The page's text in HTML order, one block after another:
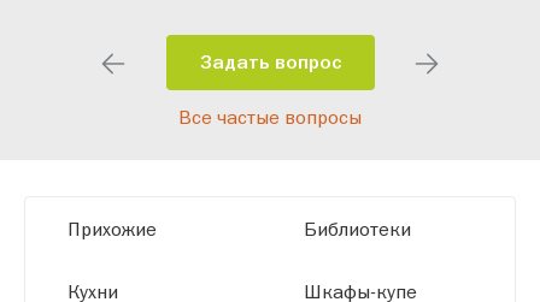
помещения и личные пожелания.
Благодаря современному
высокотехнологичному оборудованию
размерам.
Задать вопрос
Все частые вопросы
Прихожие
Кухни
Библиотеки
Шкафы-купе